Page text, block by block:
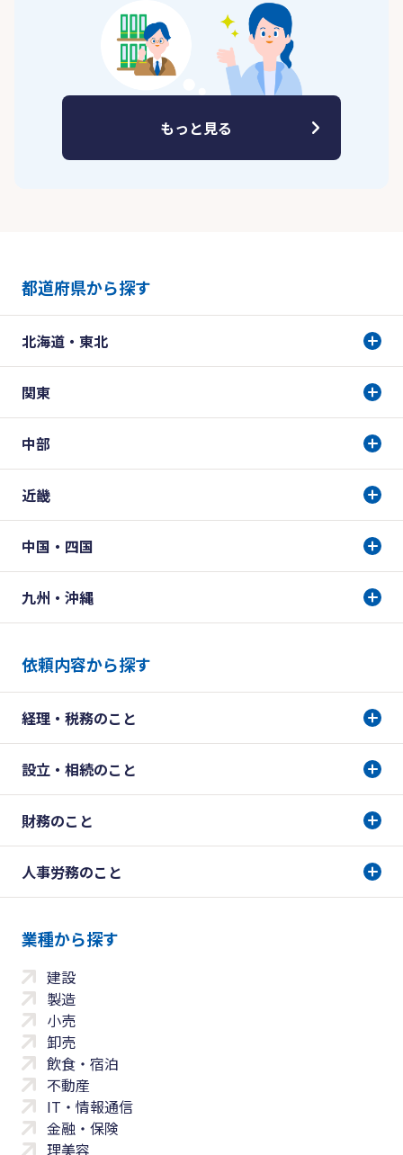
もっと見る
都道府県から探す
北海道・東北
関東
中部
近畿
中国・四国
九州・沖縄
依頼内容から探す
経理・税務のこと
設立・相続のこと
財務のこと
人事労務のこと
業種から探す
建設
製造
小売
卸売
飲食・宿泊
不動産
IT・情報通信
金融・保険
理美容